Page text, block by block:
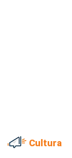
Cultura